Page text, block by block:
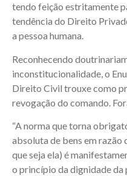
tendo feição estritamente
tendência do Direito
a pessoa humana.
Reconhecendo
inconstitucionalidade, o
Direito Civil trouxe como
revogação do comando.
“A norma que torna
absoluta de bens em razão
que seja ela) é
o princípio da dignidade da